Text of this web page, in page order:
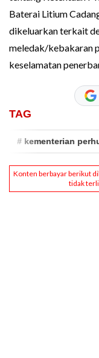
Baterai Litium
dikeluarkan terkait
meledak/kebakaran
keselamatan
TAG
# kementerian